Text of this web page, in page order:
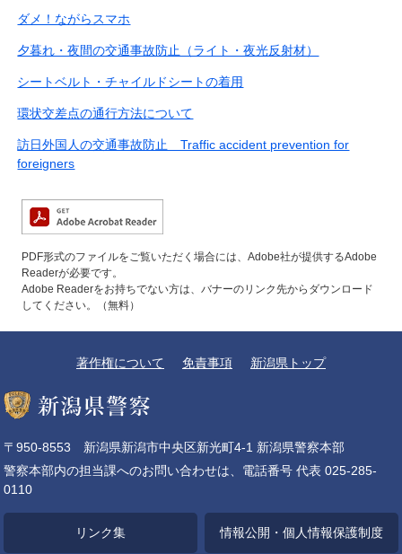
ダメ！ながらスマホ
夕暮れ・夜間の交通事故防止（ライト・夜光反射材）
シートベルト・チャイルドシートの着用
環状交差点の通行方法について
訪日外国人の交通事故防止 Traffic accident prevention for
foreigners​
PDF形式のファイルをご覧いただく場合には、Adobe社が提供するAdobe
Readerが必要です。
Adobe Readerをお持ちでない方は、バナーのリンク先からダウンロード
してください。（無料）
著作権について 免責事項 新潟県トップ
〒950-8553 新潟県新潟市中央区新光町4-1 新潟県警察本部
警察本部内の担当課へのお問い合わせは、電話番号 代表 025-285-
0110
リンク集 情報公開・個人情報保護制度